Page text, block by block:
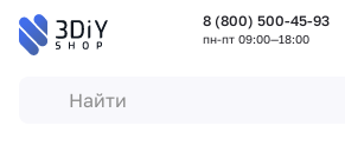
8 (800) 500-45-93
пн-пт 09:00—18:00